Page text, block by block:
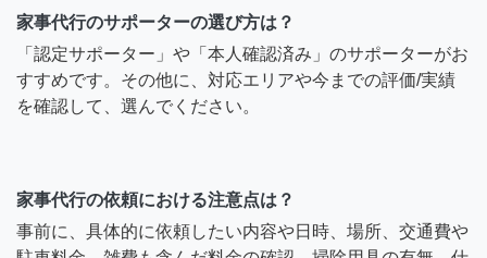
家事代行のサポーターの選び方は？
「認定サポーター」や「本人確認済み」のサポーターがお
すすめです。その他に、対応エリアや今までの評価/実績
を確認して、選んでください。
家事代行の依頼における注意点は？
事前に、具体的に依頼したい内容や日時、場所、交通費や